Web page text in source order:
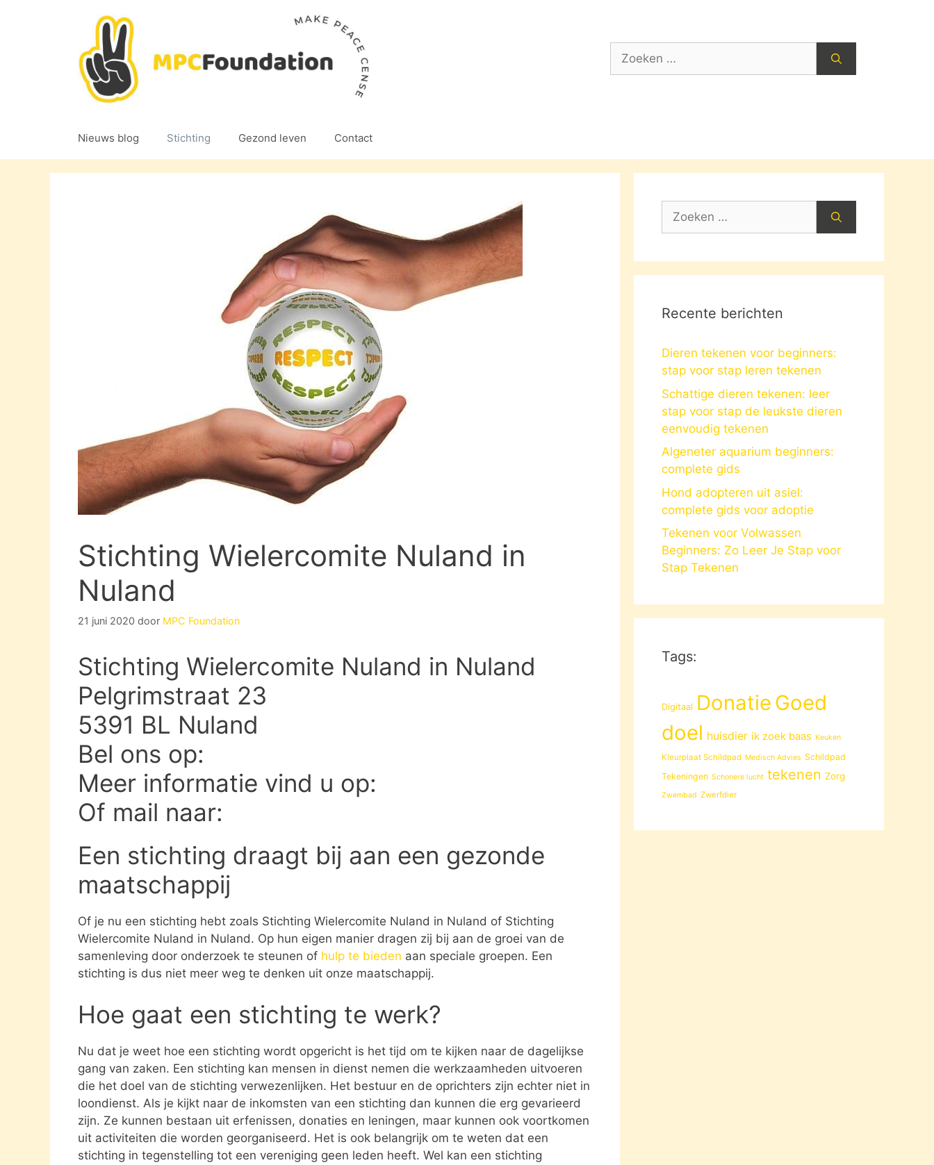
Zoek
Nieuws blog Stichting Gezond leven Contact
Stichting Wielercomite Nuland in
Nuland
21 juni 2020 door MPC Foundation
Stichting Wielercomite Nuland in Nuland
Pelgrimstraat 23
5391 BL Nuland
Bel ons op:
Meer informatie vind u op:
Of mail naar:
Een stichting draagt bij aan een gezonde
maatschappij
Of je nu een stichting hebt zoals Stichting Wielercomite Nuland in Nuland of Stichting
Wielercomite Nuland in Nuland. Op hun eigen manier dragen zij bij aan de groei van de
samenleving door onderzoek te steunen of hulp te bieden aan speciale groepen. Een
stichting is dus niet meer weg te denken uit onze maatschappij.
Hoe gaat een stichting te werk?
Nu dat je weet hoe een stichting wordt opgericht is het tijd om te kijken naar de dagelijkse
gang van zaken. Een stichting kan mensen in dienst nemen die werkzaamheden uitvoeren
die het doel van de stichting verwezenlijken. Het bestuur en de oprichters zijn echter niet in
loondienst. Als je kijkt naar de inkomsten van een stichting dan kunnen die erg gevarieerd
zijn. Ze kunnen bestaan uit erfenissen, donaties en leningen, maar kunnen ook voortkomen
uit activiteiten die worden georganiseerd. Het is ook belangrijk om te weten dat een
stichting in tegenstelling tot een vereniging geen leden heeft. Wel kan een stichting
Zoek
Recente berichten
Dieren tekenen voor beginners:
stap voor stap leren tekenen
Schattige dieren tekenen: leer
stap voor stap de leukste dieren
eenvoudig tekenen
Algeneter aquarium beginners:
complete gids
Hond adopteren uit asiel:
complete gids voor adoptie
Tekenen voor Volwassen
Beginners: Zo Leer Je Stap voor
Stap Tekenen
Tags:
Digitaal Donatie Goed
doel huisdier ik zoek baas Keuken
Kleurplaat Schildpad Medisch Advies Schildpad
Tekeningen Schonere lucht tekenen Zorg
Zwembad Zwerfdier